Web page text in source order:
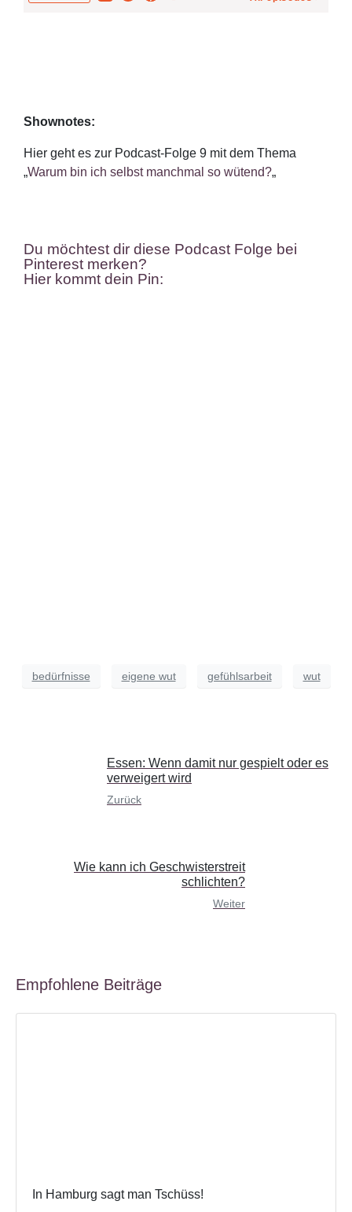
Shownotes:
Hier geht es zur Podcast-Folge 9 mit dem Thema
„Warum bin ich selbst manchmal so wütend?„
Du möchtest dir diese Podcast Folge bei
Pinterest merken?
Hier kommt dein Pin:
bedürfnisse eigene wut gefühlsarbeit wut
Essen: Wenn damit nur gespielt oder es
verweigert wird
Zurück
Wie kann ich Geschwisterstreit
schlichten?
Weiter
Empfohlene Beiträge
In Hamburg sagt man Tschüss!